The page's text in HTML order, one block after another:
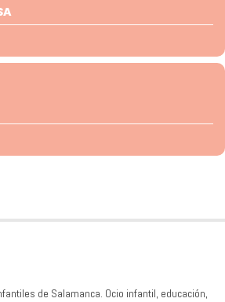
de Salamanca. Ocio infantil, educación,